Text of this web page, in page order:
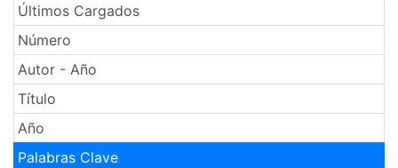
Últimos Cargados
Número
Autor - Año
Título
Año
Palabras Clave